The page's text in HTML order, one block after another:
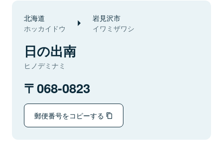
北海道
ホッカイドウ
岩見沢市
イワミザワシ
日の出南
ヒノデミナミ
068-0823
郵便番号をコピーする